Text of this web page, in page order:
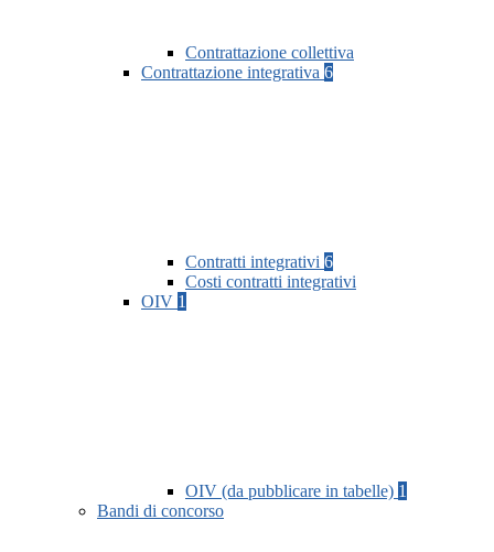
Contrattazione collettiva
Contrattazione integrativa 6
Contratti integrativi 6
Costi contratti integrativi
OIV 1
OIV (da pubblicare in tabelle) 1
Bandi di concorso